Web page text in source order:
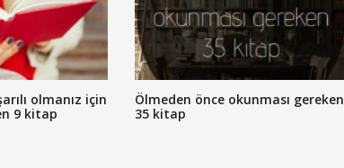
olmanız için
9 kitap
Ölmeden önce okunması gereken
35 kitap